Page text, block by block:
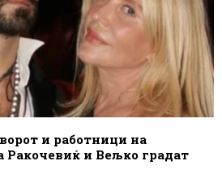
и работници на
и Вељко градат